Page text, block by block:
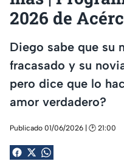
2026 de
Diego sabe que su
fracasado y su
pero dice que lo
amor verdadero?
Publicado 01/06/2026 | 🕑 21:00